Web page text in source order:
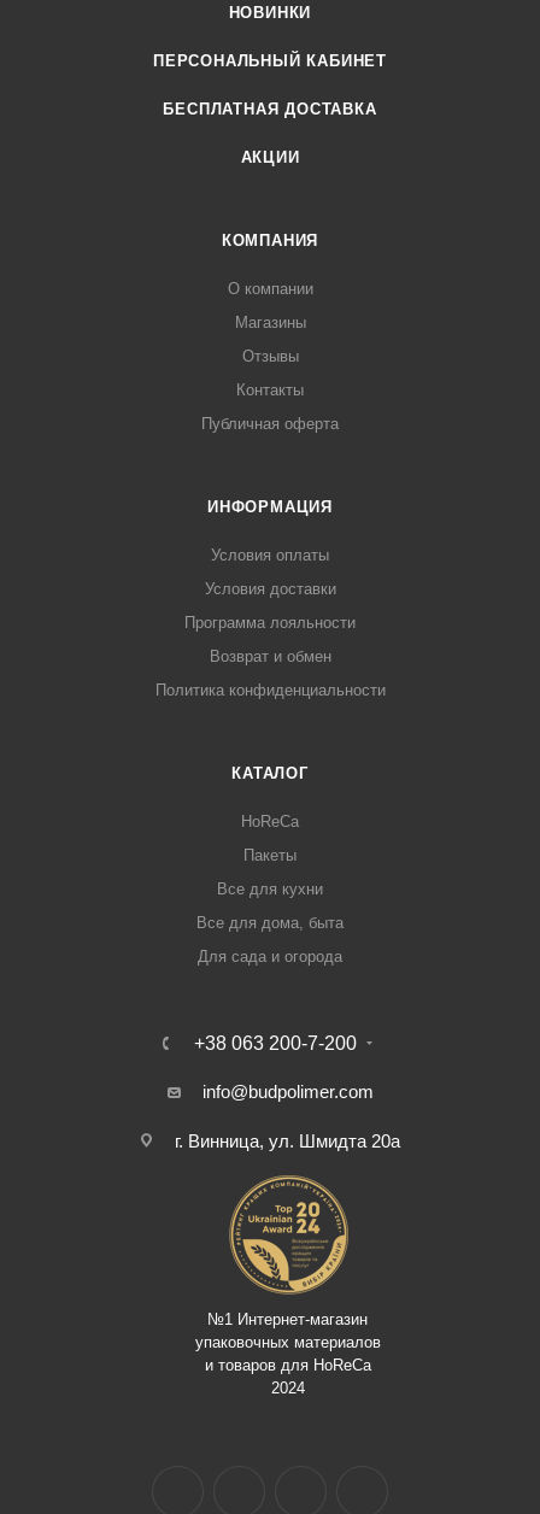
НОВИНКИ
ПЕРСОНАЛЬНЫЙ КАБИНЕТ
БЕСПЛАТНАЯ ДОСТАВКА
АКЦИИ
КОМПАНИЯ
О компании
Магазины
Отзывы
Контакты
Публичная оферта
ИНФОРМАЦИЯ
Условия оплаты
Условия доставки
Программа лояльности
Возврат и обмен
Политика конфиденциальности
КАТАЛОГ
HoReCa
Пакеты
Все для кухни
Все для дома, быта
Для сада и огорода
+38 063 200-7-200
info@budpolimer.com
г. Винница, ул. Шмидта 20а
№1 Интернет-магазин
упаковочных материалов
и товаров для HoReCa
2024